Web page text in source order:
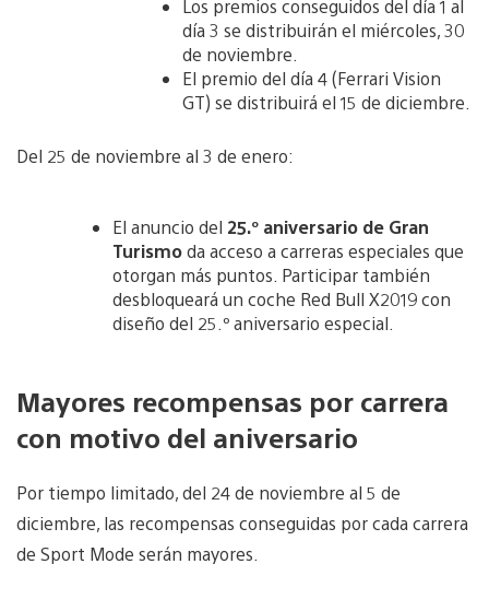
Los premios conseguidos del día 1 al
día 3 se distribuirán el miércoles, 30
de noviembre.
El premio del día 4 (Ferrari Vision
GT) se distribuirá el 15 de diciembre.
Del 25 de noviembre al 3 de enero:
El anuncio del 25.º aniversario de Gran
Turismoda acceso a carreras especiales que
otorgan más puntos. Participar también
desbloqueará un coche Red Bull X2019 con
diseño del 25.º aniversario especial.
Mayores recompensas por carrera
con motivo del aniversario
Por tiempo limitado, del 24 de noviembre al 5 de
diciembre, las recompensas conseguidas por cada carrera
de Sport Mode serán mayores.